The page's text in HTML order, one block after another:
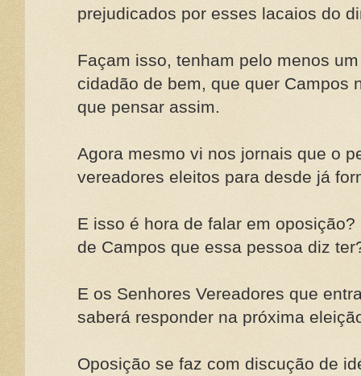
prejudicados por esses lacaios do
Façam isso, tenham pelo menos
cidadão de bem, que quer Campos
que pensar assim.
Agora mesmo vi nos jornais que o
vereadores eleitos para desde já
E isso é hora de falar em
de Campos que essa pessoa diz
E os Senhores Vereadores que
saberá responder na próxima
Oposição se faz com discução de